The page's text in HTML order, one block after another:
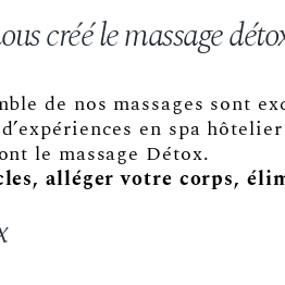
créé le massage
de nos massages sont
en spa
le massage Détox.
alléger votre corps,